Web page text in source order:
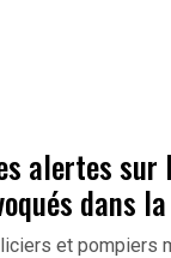
alertes sur
dans
et pompiers